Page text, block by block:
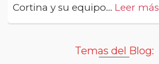
Cortina y su equipo... Leer más
Temas del Blog: